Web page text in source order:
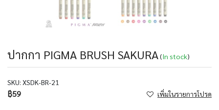
ปากกา PIGMA BRUSH SAKURA(In stock)
SKU: XSDK-BR-21
฿59 เพิ่มในรายการโปรด